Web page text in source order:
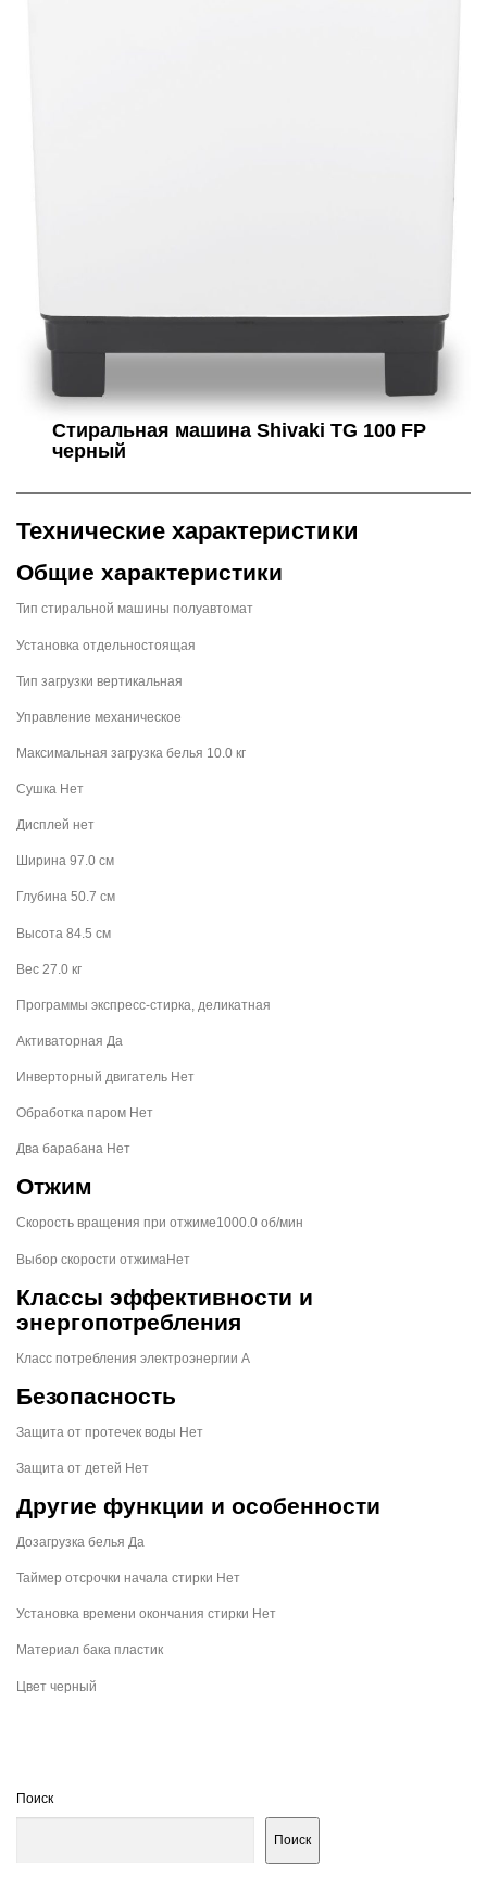
Стиральная машина Shivaki TG 100 FP
черный
Технические характеристики
Общие характеристики
Тип стиральной машины полуавтомат
Установка отдельностоящая
Тип загрузки вертикальная
Управление механическое
Максимальная загрузка белья 10.0 кг
Сушка Нет
Дисплей нет
Ширина 97.0 см
Глубина 50.7 см
Высота 84.5 см
Вес 27.0 кг
Программы экспресс-стирка, деликатная
Активаторная Да
Инверторный двигатель Нет
Обработка паром Нет
Два барабана Нет
Отжим
Скорость вращения при отжиме1000.0 об/мин
Выбор скорости отжимаНет
Классы эффективности и
энергопотребления
Класс потребления электроэнергии A
Безопасность
Защита от протечек воды Нет
Защита от детей Нет
Другие функции и особенности
Дозагрузка белья Да
Таймер отсрочки начала стирки Нет
Установка времени окончания стирки Нет
Материал бака пластик
Цвет черный
Поиск
Поиск